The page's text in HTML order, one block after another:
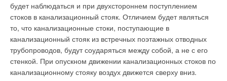
будет наблюдаться и при двухстороннем поступлением
стоков в канализационный стояк. Отличием будет являться
то, что канализационные стоки, поступающие в
канализационный стояк из встречных поэтажных отводных
трубопроводов, будут соударяться между собой, а не с его
стенкой. При опускном движении канализационных стоков по
канализационному стояку воздух движется сверху вниз.